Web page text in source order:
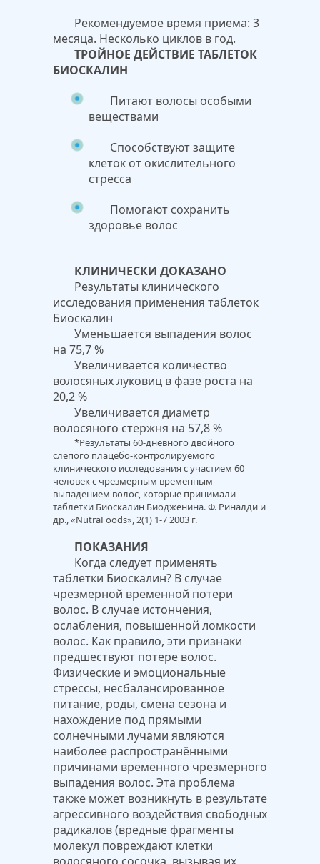
Рекомендуемое время приема: 3
месяца. Несколько циклов в год.
ТРОЙНОЕ ДЕЙСТВИЕ ТАБЛЕТОК
БИОСКАЛИН
Питают волосы особыми
веществами
Способствуют защите
клеток от окислительного
стресса
Помогают сохранить
здоровье волос
КЛИНИЧЕСКИ ДОКАЗАНО
Результаты клинического
исследования применения таблеток
Биоскалин
Уменьшается выпадения волос
на 75,7 %
Увеличивается количество
волосяных луковиц в фазе роста на
20,2 %
Увеличивается диаметр
волосяного стержня на 57,8 %
*Результаты 60-дневного двойного
слепого плацебо-контролируемого
клинического исследования с участием 60
человек с чрезмерным временным
выпадением волос, которые принимали
таблетки Биоскалин Биодженина. Ф. Риналди и
др., «NutraFoods», 2(1) 1-7 2003 г.
ПОКАЗАНИЯ
Когда следует применять
таблетки Биоскалин? В случае
чрезмерной временной потери
волос. В случае истончения,
ослабления, повышенной ломкости
волос. Как правило, эти признаки
предшествуют потере волос.
Физические и эмоциональные
стрессы, несбалансированное
питание, роды, смена сезона и
нахождение под прямыми
солнечными лучами являются
наиболее распространёнными
причинами временного чрезмерного
выпадения волос. Эта проблема
также может возникнуть в результате
агрессивного воздействия свободных
радикалов (вредные фрагменты
молекул повреждают клетки